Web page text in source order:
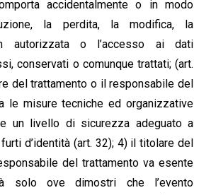
accidentalmente o in modo
la perdita, la modifica, la
autorizzata o l’accesso ai dati
conservati o comunque trattati; (art.
del trattamento o il responsabile del
le misure tecniche ed organizzative
un livello di sicurezza adeguato a
d’identità (art. 32); 4) il titolare del
del trattamento va esente
solo ove dimostri che l’evento